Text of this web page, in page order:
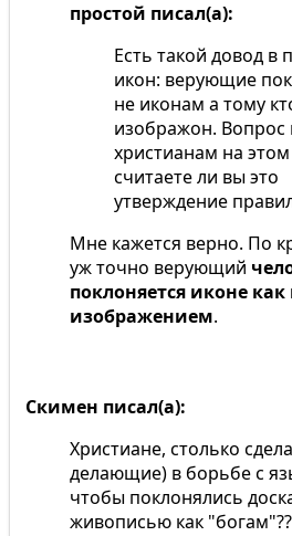
простой писал(а):
Есть такой довод в
икон: верующие
не иконам а тому
изображон. Вопрос
христианам на
считаете ли вы это
утверждение
Мне кажется верно. По
уж точно верующий
поклоняется иконе как
изображением.
Скимен писал(а):
Христиане, столько
делающие) в борьбе с
чтобы поклонялись
живописью как